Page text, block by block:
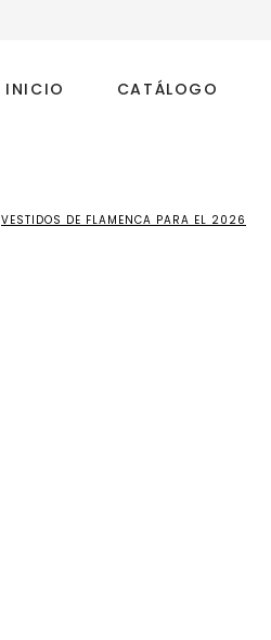
INICIO CATÁLOGO
VESTIDOS DE FLAMENCA PARA EL 2026